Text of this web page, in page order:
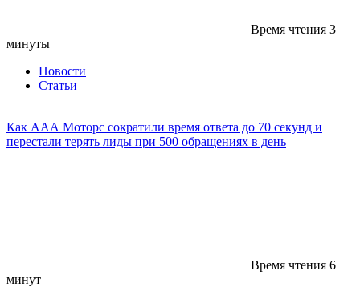
Время чтения 3
минуты
Новости
Статьи
Как ААА Моторс сократили время ответа до 70 секунд и
перестали терять лиды при 500 обращениях в день
Время чтения 6
минут